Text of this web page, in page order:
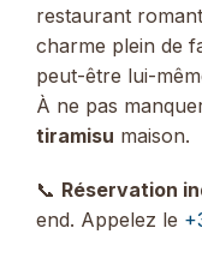
restaurant
charme plein de
peut-être lui-
À ne pas
tiramisu maison.
📞 Réservation
end. Appelez le